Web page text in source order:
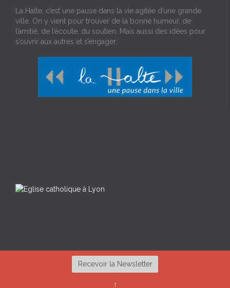
La Halte, c’est une pause dans la vie agitée d’une grande
ville. On y vient pour trouver de la bonne humeur, de
l’amitié, de l’écoute, du soutien. Mais aussi des idées pour
s’ouvrir aux autres et s’engager.
Recevoir la Newsletter
↑